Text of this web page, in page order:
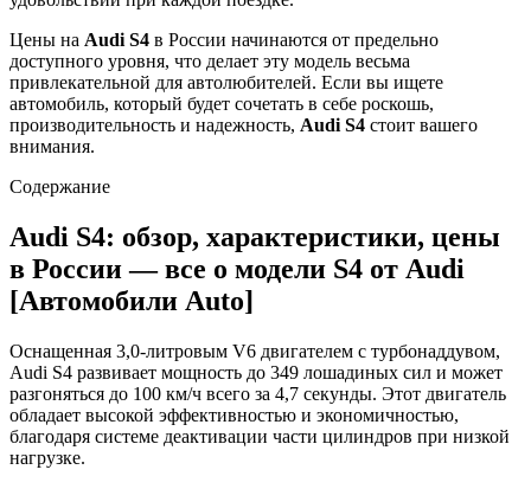
Цены на Audi S4 в России начинаются от предельно
доступного уровня, что делает эту модель весьма
привлекательной для автолюбителей. Если вы ищете
автомобиль, который будет сочетать в себе роскошь,
производительность и надежность, Audi S4 стоит вашего
внимания.
Содержание
Audi S4: обзор, характеристики, цены
в России — все о модели S4 от Audi
[Автомобили Auto]
Оснащенная 3,0-литровым V6 двигателем с турбонаддувом,
Audi S4 развивает мощность до 349 лошадиных сил и может
разгоняться до 100 км/ч всего за 4,7 секунды. Этот двигатель
обладает высокой эффективностью и экономичностью,
благодаря системе деактивации части цилиндров при низкой
нагрузке.